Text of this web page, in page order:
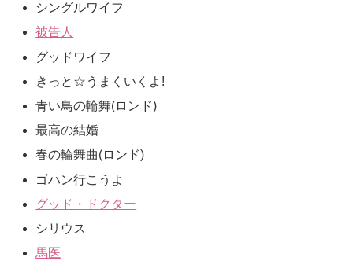
シングルワイフ
被告人
グッドワイフ
きっと☆うまくいくよ!
青い鳥の輪舞(ロンド)
最高の結婚
春の輪舞曲(ロンド)
ゴハン行こうよ
グッド・ドクター
シリウス
馬医